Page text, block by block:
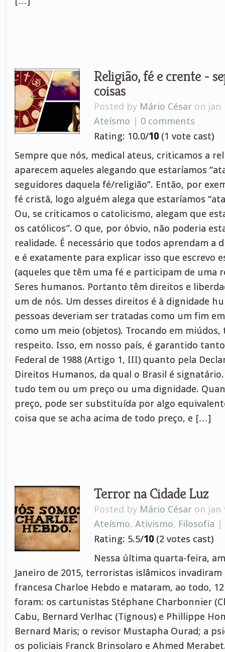
Religião, fé e crente -
coisas
Posted by Mário César on jan
Ateísmo | 0 comments
Rating: 10.0/10 (1 vote cast)
Sempre que nós, medical ateus, criticamos a
aparecem aqueles alegando que estaríamos
seguidores daquela fé/religião”. Então, por
fé cristã, logo alguém alega que estaríamos
Ou, se criticamos o catolicismo, alegam que
os católicos”. O que, por óbvio, não poderia
realidade. É necessário que todos aprendam a
e é exatamente para explicar isso que escrevo
(aqueles que têm uma fé e participam de uma
Seres humanos. Portanto têm direitos e
um de nós. Um desses direitos é à dignidade
pessoas deveriam ser tratadas como um fim
como um meio (objetos). Trocando em miúdos,
respeito. Isso, em nosso país, é garantido
Federal de 1988 (Artigo 1, III) quanto pela
Direitos Humanos, da qual o Brasil é
tudo tem ou um preço ou uma dignidade.
preço, pode ser substituída por algo
coisa que se acha acima de todo preço, e […]
Terror na Cidade Luz
Posted by Mário César on jan
Ateísmo, Ativismo, Filosofia |
Rating: 5.5/10 (2 votes cast)
Nessa última quarta-feira,
Janeiro de 2015, terroristas islâmicos invadiram
francesa Charloe Hebdo e mataram, ao todo,
foram: os cartunistas Stéphane Charbonnier
Cabu, Bernard Verlhac (Tignous) e Phillippe
Bernard Maris; o revisor Mustapha Ourad; a
os policiais Franck Brinsolaro e Ahmed